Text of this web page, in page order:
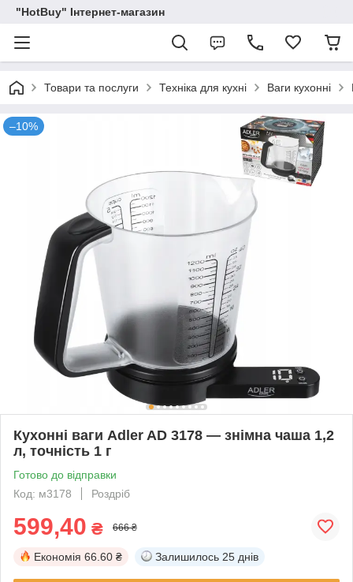
"HotBuy" Інтернет-магазин
Товари та послуги Техніка для кухні Ваги кухонні
–10%
Кухонні ваги Adler AD 3178 — знімна чаша 1,2
л, точність 1 г
Готово до відправки
Код: м3178
Роздріб
599,40 ₴ 666 ₴
Економія 66.60 ₴ Залишилось 25 днів